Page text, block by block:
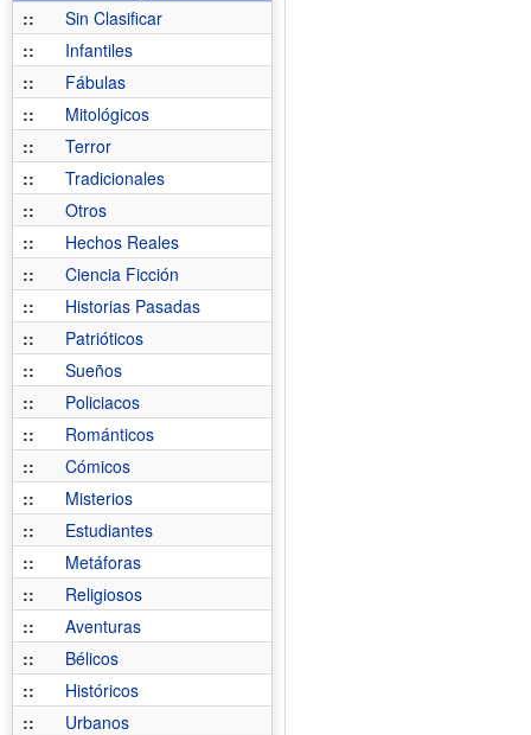
::
Sin Clasificar
::
Infantiles
::
Fábulas
::
Mitológicos
::
Terror
::
Tradicionales
::
Otros
::
Hechos Reales
::
Ciencia Ficción
::
Historias Pasadas
::
Patrióticos
::
Sueños
::
Policiacos
::
Románticos
::
Cómicos
::
Misterios
::
Estudiantes
::
Metáforas
::
Religiosos
::
Aventuras
::
Bélicos
::
Históricos
::
Urbanos